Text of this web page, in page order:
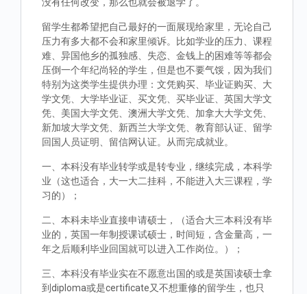
留学生都希望把自己最好的一面展现给家里，无论自己
压力有多大都不会和家里倾诉。比如学业的压力、课程
难、异国他乡的孤独感、失恋、金钱上的困难等等都会
压倒一个年纪尚轻的学生，但是也不要气馁，因为我们
特别为这类学生提供办理：文凭购买、毕业证购买、大
学文凭、大学毕业证、买文凭、买毕业证、英国大学文
凭、美国大学文凭、澳洲大学文凭、加拿大大学文凭、
新加坡大学文凭、新西兰大学文凭、教育部认证、留学
回国人员证明、留信网认证。从而完成就业。
一、本科没有毕业转学或是转专业，继续完成，本科学
业（这也适合，大一大二挂科，不能进入大三课程，学
习的）；
二、本科未毕业直接申请硕士，（适合大三本科没有毕
业的，英国一年制授课试硕士，时间短，含金量高，一
年之后顺利毕业回国就可以进入工作岗位。）；
三、本科没有毕业实在不愿意出国的或是英国读硕士拿
到diploma或是certificate又不想重修的留学生，也只